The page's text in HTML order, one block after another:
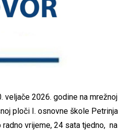
veljače 2026. godine na mrežnoj
ploči I. osnovne škole Petrinja
vrijeme, 24 sata tjedno, na